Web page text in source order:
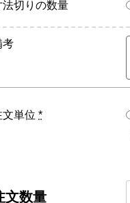
法切りの数量
考
文単位 *